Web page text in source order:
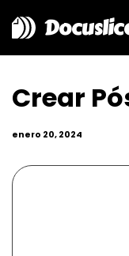
Crear
enero 20, 2024